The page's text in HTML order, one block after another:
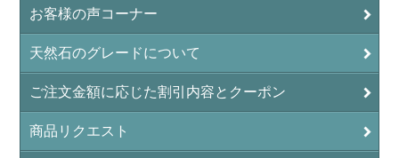
エメラルド(emerald/翠玉)
エレスチャル(elestial/骸骨水晶)
オーロラクォーツ(レインボー水晶)
オニキス(ブラック)(Black Onyx)
お客様の声コーナー
天然石のグレードについて
ご注文金額に応じた割引内容とクーポン
商品リクエスト